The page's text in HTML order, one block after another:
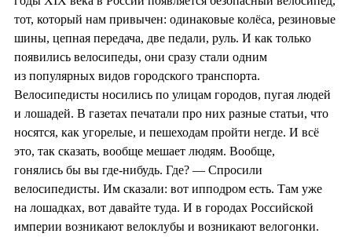
тот, который нам привычен: одинаковые колёса, резиновые
шины, цепная передача, две педали, руль. И как только
появились велосипеды, они сразу стали одним
из популярных видов городского транспорта.
Велосипедисты носились по улицам городов, пугая людей
и лошадей. В газетах печатали про них разные статьи, что
носятся, как угорелые, и пешеходам пройти негде. И всё
это, так сказать, вообще мешает людям. Вообще,
гонялись бы вы где-нибудь. Где? — Спросили
велосипедисты. Им сказали: вот ипподром есть. Там уже
на лошадках, вот давайте туда. И в городах Российской
империи возникают велоклубы и возникают велогонки.